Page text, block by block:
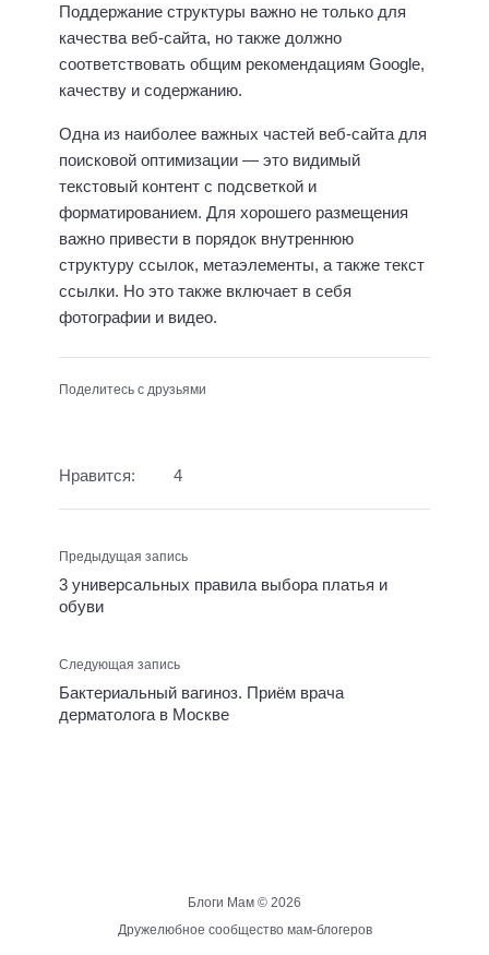
Поддержание структуры важно не только для
качества веб-сайта, но также должно
соответствовать общим рекомендациям Google,
качеству и содержанию.
Одна из наиболее важных частей веб-сайта для
поисковой оптимизации — это видимый
текстовый контент с подсветкой и
форматированием. Для хорошего размещения
важно привести в порядок внутреннюю
структуру ссылок, метаэлементы, а также текст
ссылки. Но это также включает в себя
фотографии и видео.
Поделитесь с друзьями
Нравится: 4
Предыдущая запись
3 универсальных правила выбора платья и
обуви
Следующая запись
Бактериальный вагиноз. Приём врача
дерматолога в Москве
Блоги Мам © 2026
Дружелюбное сообщество мам-блогеров